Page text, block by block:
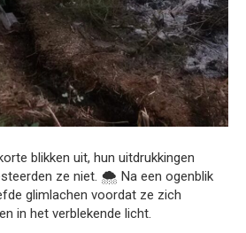
blikken uit, hun uitdrukkingen
ze niet. 🌨 Na een ogenblik
glimlachen voordat ze zich
in het verblekende licht.